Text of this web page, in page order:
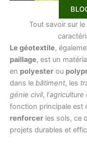
Tout savoir sur
Le géotextile,
paillage, est un
en polyester ou
dans le bâtiment, les
génie civil, l’agriculture
fonction principale est
renforcer les sols, ce
projets durables et